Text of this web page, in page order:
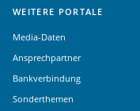
WEITERE PORTALE
Media-Daten
Ansprechpartner
Bankverbindung
Sonderthemen